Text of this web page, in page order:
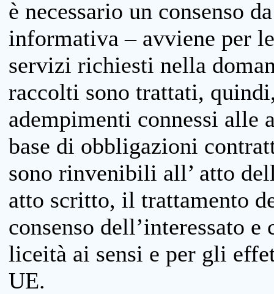
è necessario un consenso
informativa – avviene per
servizi richiesti nella
raccolti sono trattati,
adempimenti connessi
base di obbligazioni
sono rinvenibili all’ atto
atto scritto, il trattamento
consenso dell’interessato
liceità ai sensi e per gli
UE.